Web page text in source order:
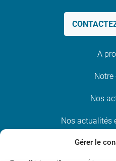
Gérer le
A
Notre
Nos
Nos actualités
Nous